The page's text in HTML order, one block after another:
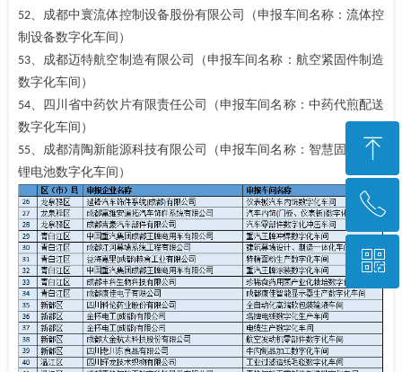
52、成都中寰流体控制设备股份有限公司（申报车间名称：流体控
制设备数字化车间）
53、成都迈特航空制造有限公司（申报车间名称：航空紧固件制造
数字化车间）
54、四川省中药饮片有限责任公司（申报车间名称：中药代煎配送
数字化车间）
55、成都清陶新能源科技有限公司（申报车间名称：智慧固态储能
锂电池数字化车间）
ꁸ
回到顶部
ꂅ
028-85223948
ꀥ
微信二维码